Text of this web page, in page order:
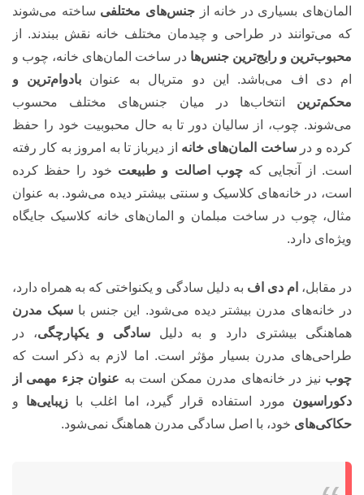
المان‌های بسیاری در خانه ازجنس‌های مختلفی ساخته می‌شوند
که می‌توانند در طراحی و چیدمان مختلف خانه نقش ببندند. از
محبوب‌ترین و رایج‌ترین جنس‌ها در ساخت المان‌های خانه، چوب و
ام دی اف می‌باشد. این دو متریال به عنوان بادوام‌ترین و
محکم‌ترین انتخاب‌ها در میان جنس‌های مختلف محسوب
می‌شوند. چوب، از سالیان دور تا به حال محبوبیت خود را حفظ
کرده و درساخت المان‌های خانه از دیرباز تا به امروز به کار رفته
است. از آنجایی کهچوب اصالت و طبیعت خود را حفظ کرده
است، در خانه‌های کلاسیک و سنتی بیشتر دیده می‌شود. به عنوان
مثال، چوب در ساخت مبلمان و المان‌های خانه کلاسیک جایگاه
ویژه‌ای دارد.
در مقابل، ام دی اف به دلیل سادگی و یکنواختی که به همراه دارد،
در خانه‌های مدرن بیشتر دیده می‌شود. این جنس با سبک مدرن
هماهنگی بیشتری دارد و به دلیلسادگی و یکپارچگی، در
طراحی‌های مدرن بسیار مؤثر است. اما لازم به ذکر است که
چوب نیز در خانه‌های مدرن ممکن است به عنوان جزء مهمی از
دکوراسیون مورد استفاده قرار گیرد، اما اغلب بازیبایی‌ها و
حکاکی‌های خود، با اصل سادگی مدرن هماهنگ نمی‌شود.